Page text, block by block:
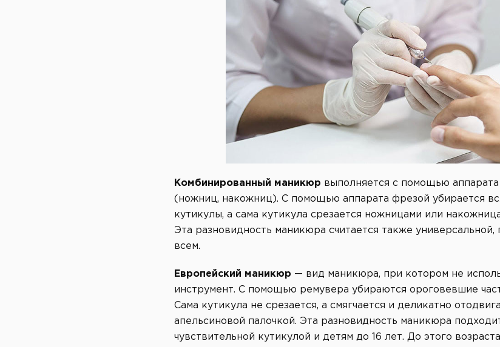
Комбинированный маникюр выполняется с помощью
(ножниц, накожниц). С помощью аппарата фрезой убирается
кутикулы, а сама кутикула срезается ножницами или
Эта разновидность маникюра считается также универсальной,
всем.
Европейский маникюр — вид маникюра, при котором не
инструмент. С помощью ремувера убираются ороговевшие
Сама кутикула не срезается, а смягчается и деликатно
апельсиновой палочкой. Эта разновидность маникюра
чувствительной кутикулой и детям до 16 лет. До этого